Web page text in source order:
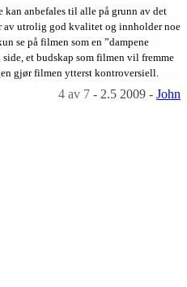
kan anbefales til alle på grunn av det
av utrolig god kvalitet og innholder noe
se på filmen som en ”dampene
side, et budskap som filmen vil fremme
gjør filmen ytterst kontroversiell.
4 av 7 - 2.5 2009 - John